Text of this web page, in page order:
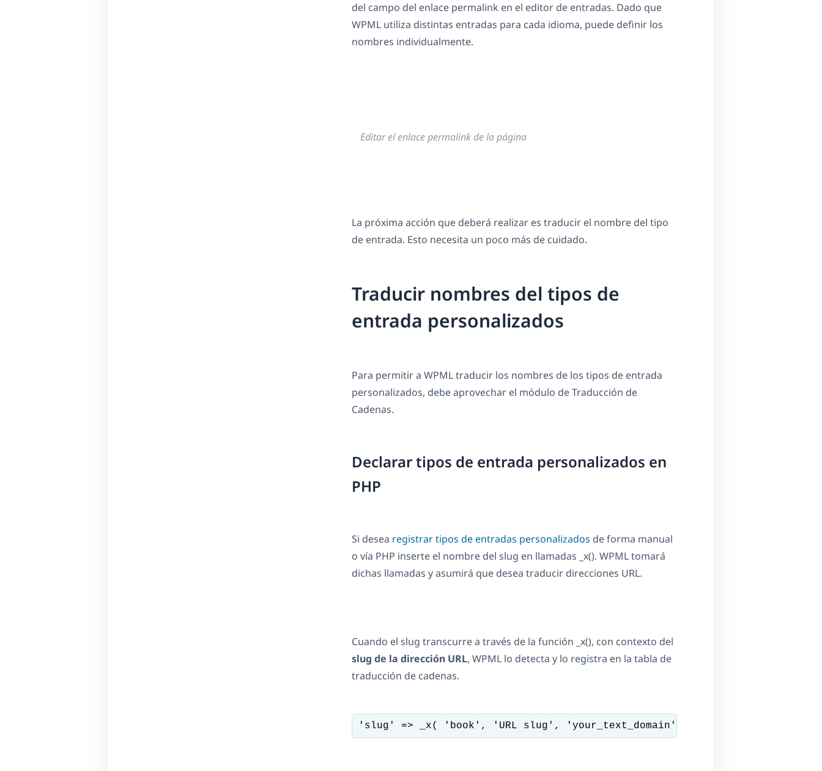
del campo del enlace permalink en el editor de entradas. Dado que
WPML utiliza distintas entradas para cada idioma, puede definir los
nombres individualmente.
Editar el enlace permalink de la página
La próxima acción que deberá realizar es traducir el nombre del tipo
de entrada. Esto necesita un poco más de cuidado.
Traducir nombres del tipos de
entrada personalizados
Para permitir a WPML traducir los nombres de los tipos de entrada
personalizados, debe aprovechar el módulo de Traducción de
Cadenas.
Declarar tipos de entrada personalizados en
PHP
Si desea registrar tipos de entradas personalizados de forma manual
o vía PHP inserte el nombre del slug en llamadas _x(). WPML tomará
dichas llamadas y asumirá que desea traducir direcciones URL.
Cuando el slug transcurre a través de la función _x(), con contexto del
slug de la dirección URL, WPML lo detecta y lo registra en la tabla de
traducción de cadenas.
'slug' => _x( 'book', 'URL slug', 'your_text_domain' )